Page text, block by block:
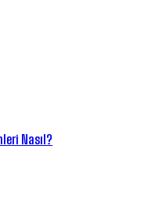
Nasıl?